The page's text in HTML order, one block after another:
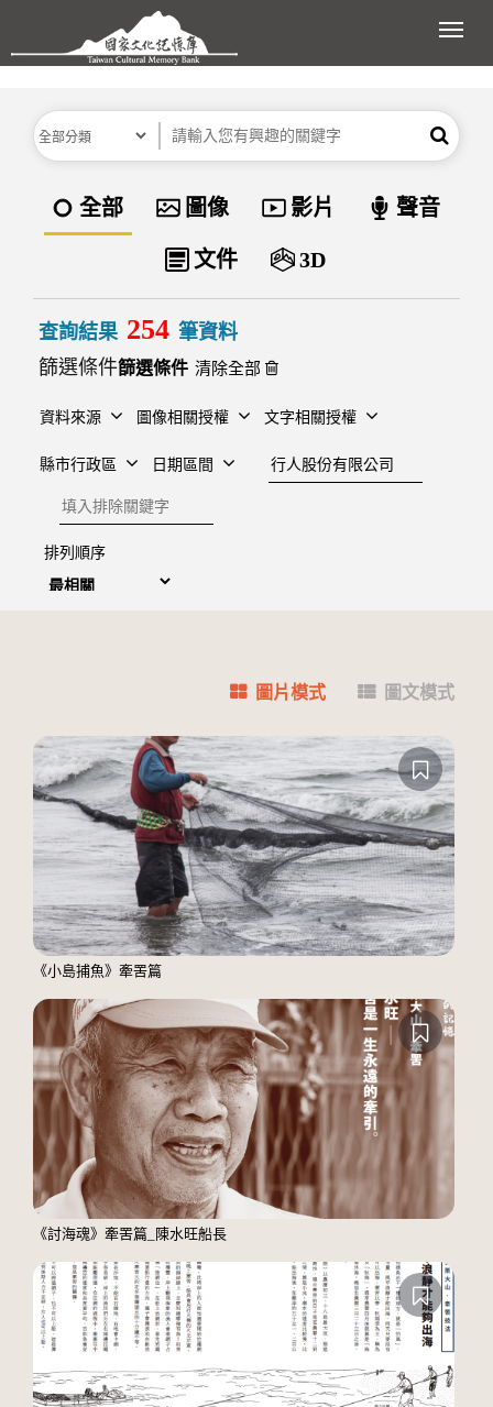
跳到主要內容區塊
展
分類 關鍵字 搜尋
資料類型
全部 圖像 影片 聲音
文件 3D
查詢結果 254 筆資料
篩選條件
清除全部
資料來源 圖像相關授權 文字相關授權
縣市行政區 日期區間
建檔單位
排除關鍵字
排列順序
圖片模式 圖文模式
《小島捕魚》牽罟篇
《討海魂》牽罟篇_陳水旺船長